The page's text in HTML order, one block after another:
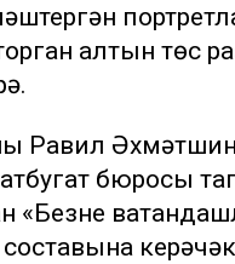
алтын төс
Равил
бюросы
«Безнең